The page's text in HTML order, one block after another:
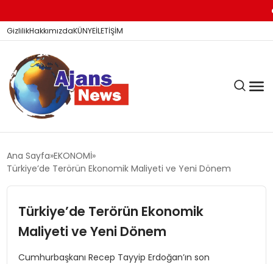
GizlilikHakkımızdaKÜNYEİLETİŞİM
KÖŞE YAZILARI
DÜNYA
Ana Sayfa EKONOMİ
Türkiye’de Terörün Ekonomik Maliyeti ve Yeni Dönem
Türkiye’de Terörün Ekonomik
Maliyeti ve Yeni Dönem
Cumhurbaşkanı Recep Tayyip Erdoğan’ın son